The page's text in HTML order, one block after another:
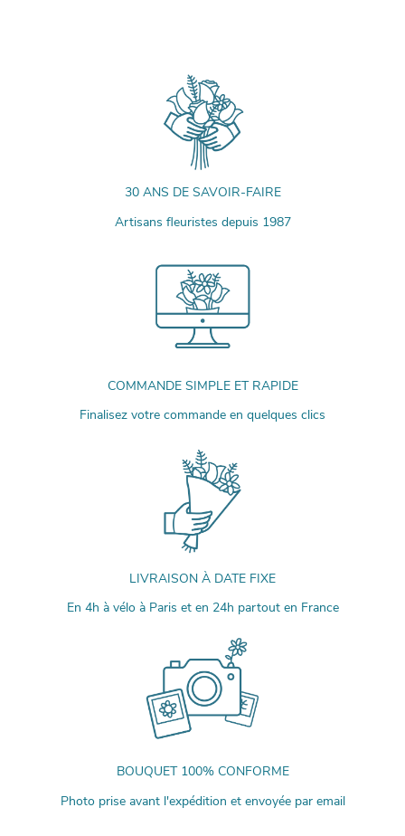
30 ANS DE SAVOIR-FAIRE
Artisans fleuristes depuis 1987
COMMANDE SIMPLE ET RAPIDE
Finalisez votre commande en quelques clics
LIVRAISON À DATE FIXE
En 4h à vélo à Paris et en 24h partout en France
BOUQUET 100% CONFORME
Photo prise avant l'expédition et envoyée par email